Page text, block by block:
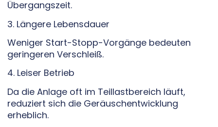
Übergangszeit.
3. Längere Lebensdauer
Weniger Start-Stopp-Vorgänge bedeuten
geringeren Verschleiß.
4. Leiser Betrieb
Da die Anlage oft im Teillastbereich läuft,
reduziert sich die Geräuschentwicklung
erheblich.